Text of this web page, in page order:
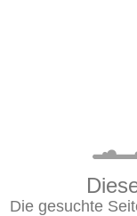
Die gesuchte